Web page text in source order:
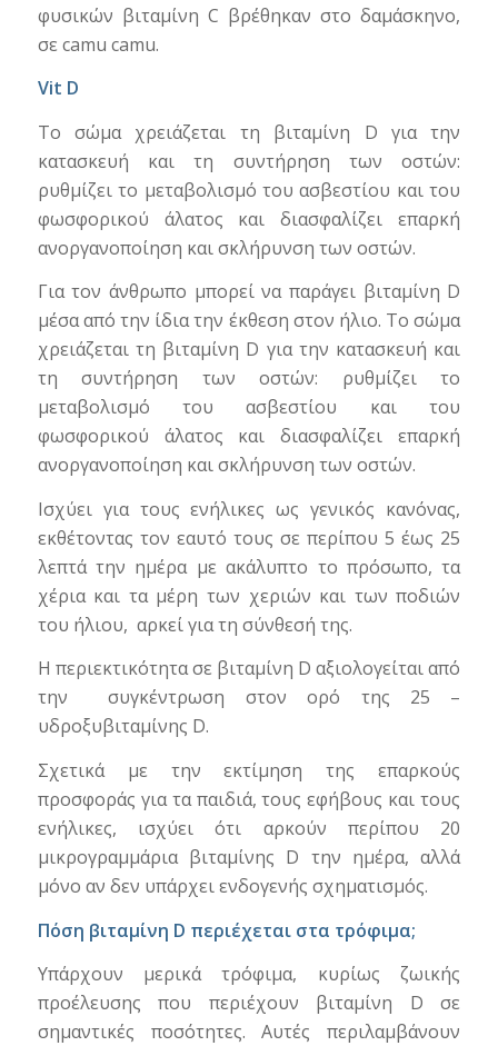
φυσικών βιταμίνη C βρέθηκαν στο δαμάσκηνο,
σε camu camu.
Vit D
Το σώμα χρειάζεται τη βιταμίνη D για την
κατασκευή και τη συντήρηση των οστών:
ρυθμίζει το μεταβολισμό του ασβεστίου και του
φωσφορικού άλατος και διασφαλίζει επαρκή
ανοργανοποίηση και σκλήρυνση των οστών.
Για τον άνθρωπο μπορεί να παράγει βιταμίνη D
μέσα από την ίδια την έκθεση στον ήλιο. Το σώμα
χρειάζεται τη βιταμίνη D για την κατασκευή και
τη συντήρηση των οστών: ρυθμίζει το
μεταβολισμό του ασβεστίου και του
φωσφορικού άλατος και διασφαλίζει επαρκή
ανοργανοποίηση και σκλήρυνση των οστών.
Ισχύει για τους ενήλικες ως γενικός κανόνας,
εκθέτοντας τον εαυτό τους σε περίπου 5 έως 25
λεπτά την ημέρα με ακάλυπτο το πρόσωπο, τα
χέρια και τα μέρη των χεριών και των ποδιών
του ήλιου, αρκεί για τη σύνθεσή της.
Η περιεκτικότητα σε βιταμίνη D αξιολογείται από
την συγκέντρωση στον ορό της 25 –
υδροξυβιταμίνης D.
Σχετικά με την εκτίμηση της επαρκούς
προσφοράς για τα παιδιά, τους εφήβους και τους
ενήλικες, ισχύει ότι αρκούν περίπου 20
μικρογραμμάρια βιταμίνης D την ημέρα, αλλά
μόνο αν δεν υπάρχει ενδογενής σχηματισμός.
Πόση βιταμίνη D περιέχεται στα τρόφιμα;
Υπάρχουν μερικά τρόφιμα, κυρίως ζωικής
προέλευσης που περιέχουν βιταμίνη D σε
σημαντικές ποσότητες. Αυτές περιλαμβάνουν